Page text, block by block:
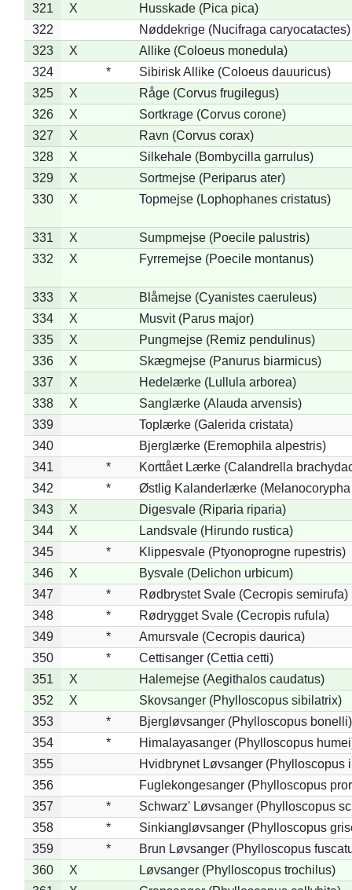
321
X
Husskade (Pica pica)
322
Nøddekrige (Nucifraga caryocatactes)
323
X
Allike (Coloeus monedula)
324
*
Sibirisk Allike (Coloeus dauuricus)
325
X
Råge (Corvus frugilegus)
326
X
Sortkrage (Corvus corone)
327
X
Ravn (Corvus corax)
328
X
Silkehale (Bombycilla garrulus)
329
X
Sortmejse (Periparus ater)
330
X Topmejse (Lophophanes cristatus)
331 X
Sumpmejse (Poecile palustris)
332
X Fyrremejse (Poecile montanus)
333 X
Blåmejse (Cyanistes caeruleus)
334
X
Musvit (Parus major)
335
X
Pungmejse (Remiz pendulinus)
336
X
Skægmejse (Panurus biarmicus)
337
X
Hedelærke (Lullula arborea)
338
X
Sanglærke (Alauda arvensis)
339
Toplærke (Galerida cristata)
340
Bjerglærke (Eremophila alpestris)
341
*
Korttået Lærke (Calandrella
342
*
Østlig Kalanderlærke (Melanocorypha
343
X
Digesvale (Riparia riparia)
344
X
Landsvale (Hirundo rustica)
345
*
Klippesvale (Ptyonoprogne rupestris)
346
X
Bysvale (Delichon urbicum)
347
*
Rødbrystet Svale (Cecropis semirufa)
348
*
Rødrygget Svale (Cecropis rufula)
349
*
Amursvale (Cecropis daurica)
350
*
Cettisanger (Cettia cetti)
351
X
Halemejse (Aegithalos caudatus)
352
X
Skovsanger (Phylloscopus sibilatrix)
353
*
Bjergløvsanger (Phylloscopus bonelli)
354
*
Himalayasanger (Phylloscopus
355
Hvidbrynet Løvsanger (Phylloscopus
356
Fuglekongesanger (Phylloscopus
357
*
Schwarz' Løvsanger (Phylloscopus
358
*
Sinkiangløvsanger (Phylloscopus
359
*
Brun Løvsanger (Phylloscopus
360
X
Løvsanger (Phylloscopus trochilus)